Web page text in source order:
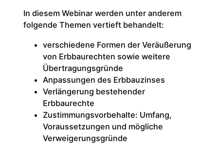
In diesem Webinar werden unter anderem
folgende Themen vertieft behandelt:
verschiedene Formen der Veräußerung
von Erbbaurechten sowie weitere
Übertragungsgründe
Anpassungen des Erbbauzinses
Verlängerung bestehender
Erbbaurechte
Zustimmungsvorbehalte: Umfang,
Voraussetzungen und mögliche
Verweigerungsgründe